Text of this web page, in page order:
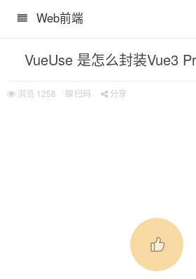
Web前端
浏览 1258 扫码 分享
栈构建